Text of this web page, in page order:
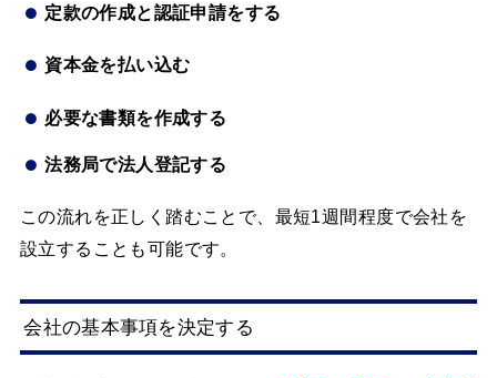
定款の作成と認証申請をする
資本金を払い込む
必要な書類を作成する
法務局で法人登記する
この流れを正しく踏むことで、最短1週間程度で会社を
設立することも可能です。
会社の基本事項を決定する